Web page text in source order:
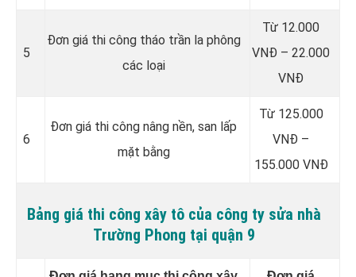
5
Đơn giá thi công tháo trần la phông
các loại
Từ 12.000
VNĐ – 22.000
VNĐ
6
Đơn giá thi công nâng nền, san lấp
mặt bằng
Từ 125.000
VNĐ –
155.000 VNĐ
Bảng giá thi công xây tô của công ty sửa nhà
Trường Phong tại quận 9